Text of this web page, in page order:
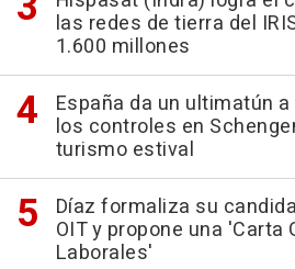
las redes de tierra del
1.600 millones
España da un ultimatún
los controles en
turismo estival
Díaz formaliza su
OIT y propone una 'Carta
Laborales'